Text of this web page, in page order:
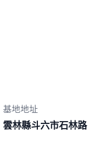
基地地址
雲林縣斗六市石林路